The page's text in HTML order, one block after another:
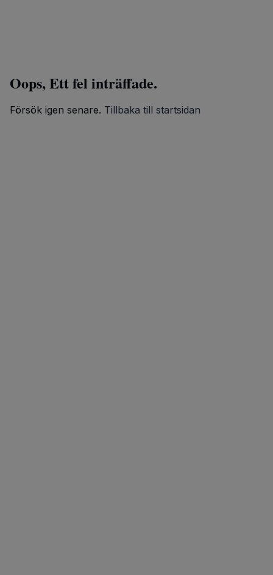
Oops, Ett fel inträffade.
Försök igen senare. Tillbaka till startsidan